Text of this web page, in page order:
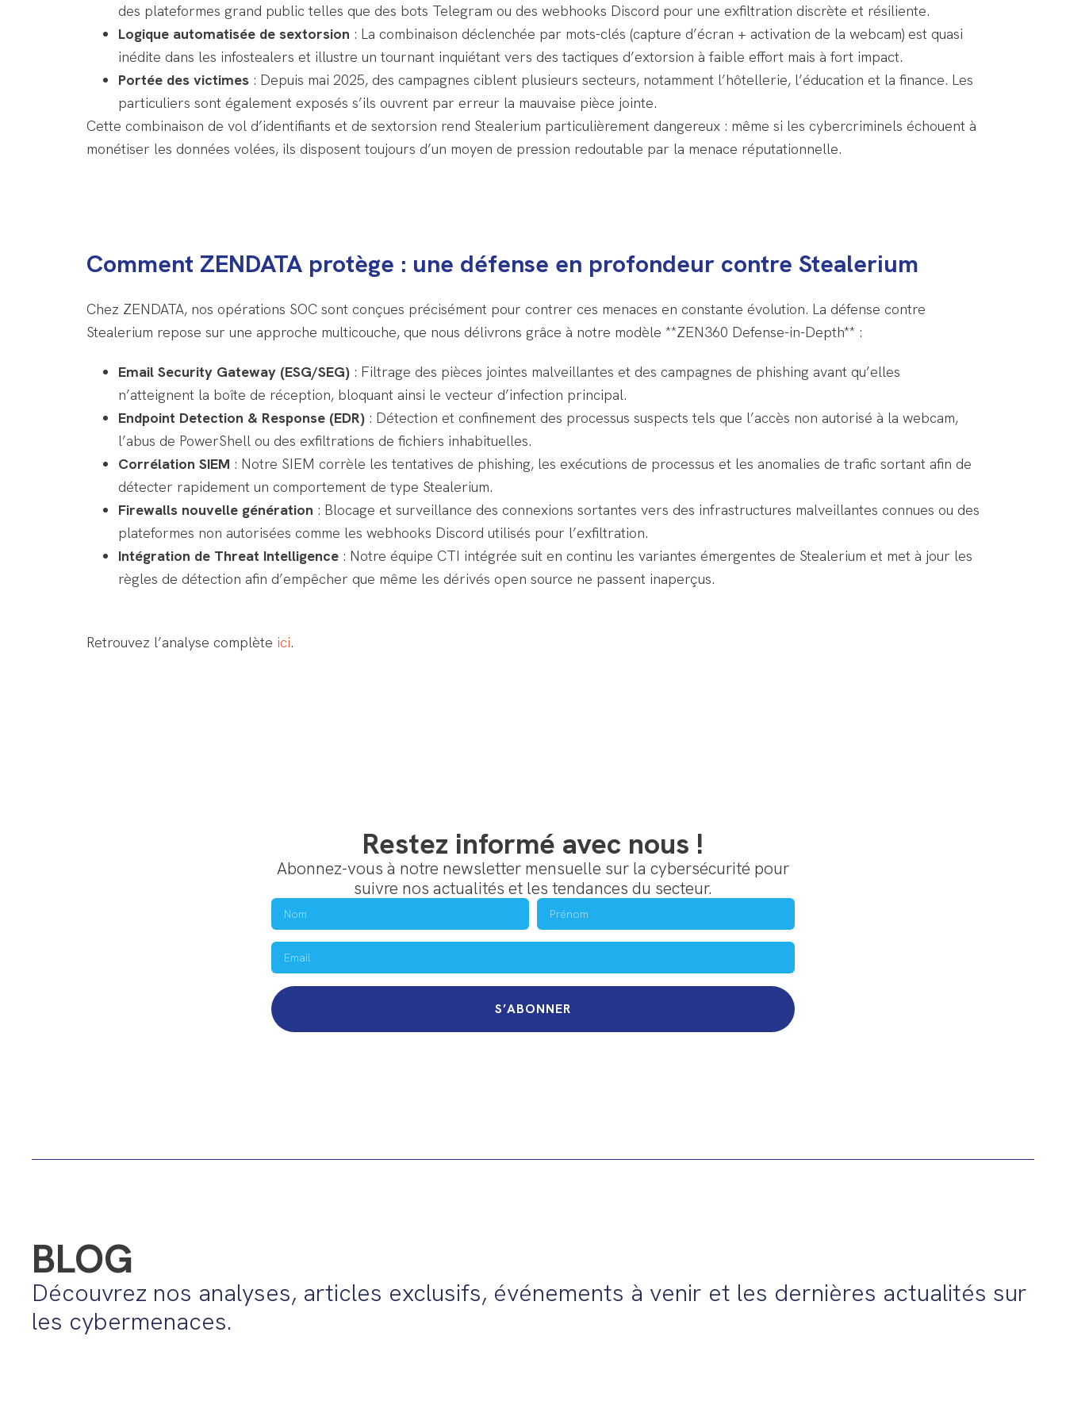
des plateformes grand public telles que des bots Telegram ou des webhooks Discord pour une exfiltration discrète et résiliente.
Logique automatisée de sextorsion : La combinaison déclenchée par mots-clés (capture d’écran + activation de la webcam) est quasi
inédite dans les infostealers et illustre un tournant inquiétant vers des tactiques d’extorsion à faible effort mais à fort impact.
Portée des victimes : Depuis mai 2025, des campagnes ciblent plusieurs secteurs, notamment l’hôtellerie, l’éducation et la finance. Les
particuliers sont également exposés s’ils ouvrent par erreur la mauvaise pièce jointe.
Cette combinaison de vol d’identifiants et de sextorsion rend Stealerium particulièrement dangereux : même si les cybercriminels échouent à
monétiser les données volées, ils disposent toujours d’un moyen de pression redoutable par la menace réputationnelle.
Comment ZENDATA protège : une défense en profondeur contre Stealerium
Chez ZENDATA, nos opérations SOC sont conçues précisément pour contrer ces menaces en constante évolution. La défense contre
Stealerium repose sur une approche multicouche, que nous délivrons grâce à notre modèle **ZEN360 Defense-in-Depth** :
Email Security Gateway (ESG/SEG) : Filtrage des pièces jointes malveillantes et des campagnes de phishing avant qu’elles
n’atteignent la boîte de réception, bloquant ainsi le vecteur d’infection principal.
Endpoint Detection & Response (EDR) : Détection et confinement des processus suspects tels que l’accès non autorisé à la webcam,
l’abus de PowerShell ou des exfiltrations de fichiers inhabituelles.
Corrélation SIEM : Notre SIEM corrèle les tentatives de phishing, les exécutions de processus et les anomalies de trafic sortant afin de
détecter rapidement un comportement de type Stealerium.
Firewalls nouvelle génération : Blocage et surveillance des connexions sortantes vers des infrastructures malveillantes connues ou des
plateformes non autorisées comme les webhooks Discord utilisés pour l’exfiltration.
Intégration de Threat Intelligence : Notre équipe CTI intégrée suit en continu les variantes émergentes de Stealerium et met à jour les
règles de détection afin d’empêcher que même les dérivés open source ne passent inaperçus.
Retrouvez l’analyse complète ici.
Restez informé avec nous !
Abonnez-vous à notre newsletter mensuelle sur la cybersécurité pour
suivre nos actualités et les tendances du secteur.
S’ABONNER
BLOG
Découvrez nos analyses, articles exclusifs, événements à venir et les dernières actualités sur
les cybermenaces.